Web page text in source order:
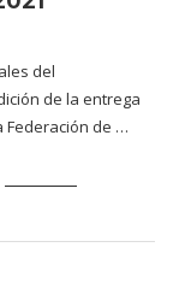
del
de la entrega
Federación de …